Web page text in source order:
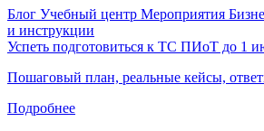
Блог Учебный центр Мероприятия
и инструкции
Успеть подготовиться к ТС ПИоТ до 1
Пошаговый план, реальные кейсы,
Подробнее